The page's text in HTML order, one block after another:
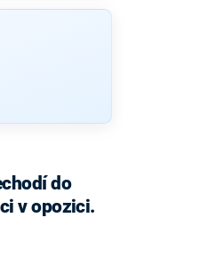
do
v opozici.